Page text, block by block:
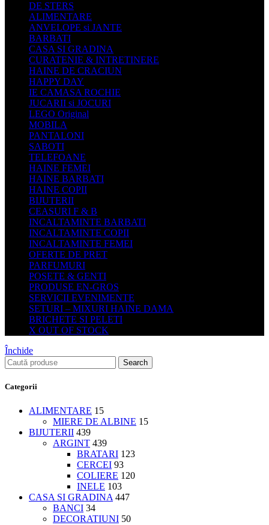
DE STERS
ALIMENTARE
ANVELOPE si JANTE
BARBATI
CASA SI GRADINA
CURATENIE & INTRETINERE
HAINE DE CRACIUN
HAPPY DAY
IE CAMASA ROCHIE
JUCARII si JOCURI
LEGO Original
MOBILA
PANTALONI
SABOTI
TELEFOANE
HAINE FEMEI
HAINE BARBATI
HAINE COPII
BIJUTERII
CEASURI F & B
INCALTAMINTE BARBATI
INCALTAMINTE COPII
INCALTAMINTE FEMEI
OFERTE DE PRET
PARFUMURI
POSETE & GENTI
PRODUSE EN-GROS
SERVICII EVENIMENTE
SETURI – MIXURI HAINE DAMA
BRICHETE SI PELETI
X OUT OF STOCK
Închide
Search
Categorii
ALIMENTARE 15
MIERE DE ALBINE 15
BIJUTERII 439
ARGINT 439
BRATARI 123
CERCEI 93
COLIERE 120
INELE 103
CASA SI GRADINA 447
BANCI 34
DECORATIUNI 50